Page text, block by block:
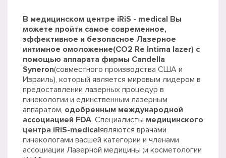
В медицинском центре iRiS - medical Вы
можете пройти самое современное,
эффективное и безопасное Лазерное
интимное омоложение(CO2 Re Intima lazer) с
помощью аппарата фирмы Candella
Syneron(совместного производства США и
Израиль), который является мировым лидером в
предоставлении лазерных процедур в
гинекологии и единственным лазерным
аппаратом, одобренным международной
ассоциацией FDA. Специалисты медицинского
центра iRiS-medicalявляются врачами
гинекологами васшей категории и членами
ассоциации Лазерной медицины ;и косметологии